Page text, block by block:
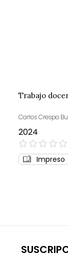
Trabajo
Carlos Crespo
2024
0%
Impreso